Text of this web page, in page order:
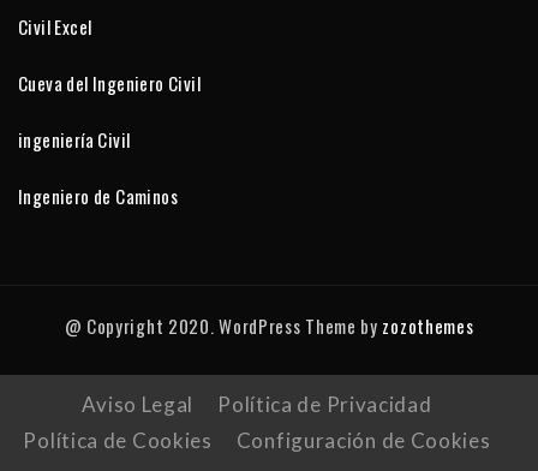
Civil Excel
Cueva del Ingeniero Civil
ingeniería Civil
Ingeniero de Caminos
@ Copyright 2020. WordPress Theme by zozothemes
Aviso Legal
Política de Privacidad
Política de Cookies
Configuración de Cookies